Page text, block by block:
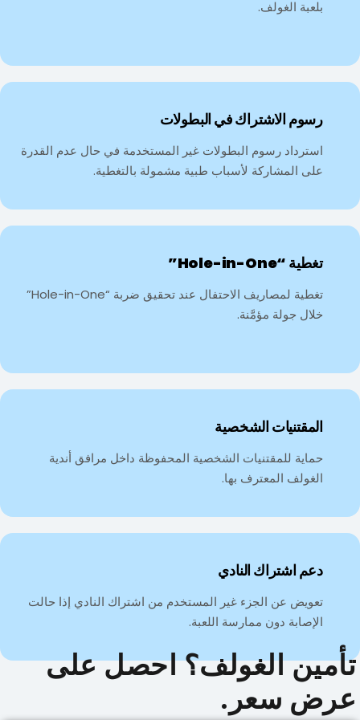
بلعبة الغولف.
رسوم الاشتراك في البطولات
استرداد رسوم البطولات غير المستخدمة في حال عدم القدرة
على المشاركة لأسباب طبية مشمولة بالتغطية.
تغطية “Hole-in-One”
تغطية لمصاريف الاحتفال عند تحقيق ضربة “Hole-in-One”
خلال جولة مؤمَّنة.
المقتنيات الشخصية
حماية للمقتنيات الشخصية المحفوظة داخل مرافق أندية
الغولف المعترف بها.
دعم اشتراك النادي
تعويض عن الجزء غير المستخدم من اشتراك النادي إذا حالت
الإصابة دون ممارسة اللعبة.
تأمين الغولف؟ احصل على
عرض سعر.